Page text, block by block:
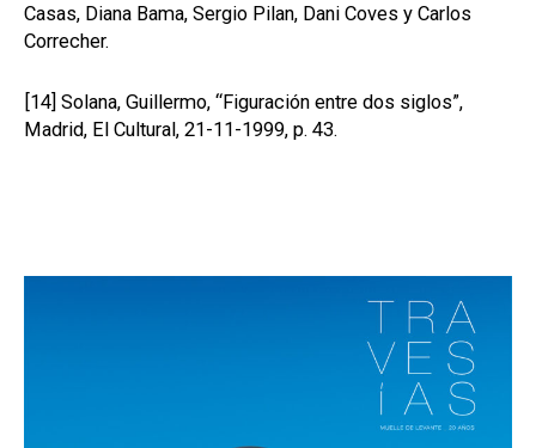
Casas, Diana Bama, Sergio Pilan, Dani Coves y Carlos
Correcher.
[14] Solana, Guillermo, “Figuración entre dos siglos”,
Madrid, El Cultural, 21-11-1999, p. 43.